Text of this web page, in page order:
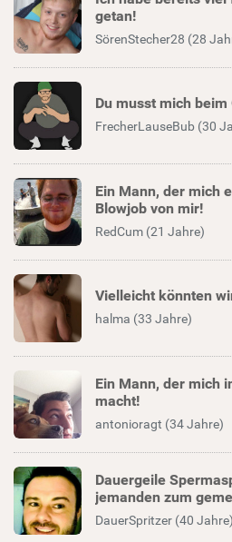
getan!
SörenStecher28 (28
Du musst mich
FrecherLauseBub (30
Ein Mann, der mich
Blowjob von mir!
RedCum (21 Jahre)
Vielleicht könnten
halma (33 Jahre)
Ein Mann, der mich
macht!
antonioragt (34 Jahre)
Dauergeile
jemanden zum
DauerSpritzer (40 Jahre)